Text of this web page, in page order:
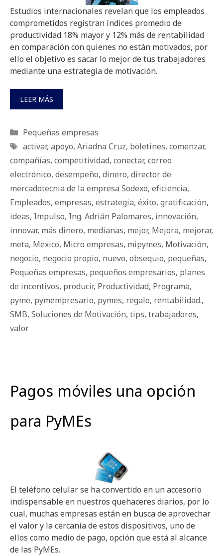
Estudios internacionales revelan que los empleados
comprometidos registran índices promedio de
productividad 18% mayor y 12% más de rentabilidad
en comparación con quienes no están motivados, por
ello el objetivo es sacar lo mejor de tus trabajadores
mediante una estrategia de motivación.
LEER MÁS
Categorías
Pequeñas empresas
Etiquetas
activar, apoyo, Ariadna Cruz, boletines, comenzar,
compañías, competitividad, conectar, correo
electrónico, desempeño, dinero, director de
mercadotecnia de la empresa Sodexo, eficiencia,
Empleados, empresas, estrategia, éxito, gratificación,
ideas, Impulso, Ing. Adrián Palomares, innovación,
innovar, más dinero, medianas, mejor, Mejora, mejorar,
meta, Mexico, Micro empresas, mipymes, Motivación,
negocio, negocio propio, nuevo, obsequio, pequeñas,
Pequeñas empresas, pequeños empresarios, planes
de incentivos, producir, Productividad, Programa,
pyme, pymempresario, pymes, regalo, rentabilidad.,
SMB, Soluciones de Motivación, tips, trabajadores,
valor
Pagos móviles una opción
para PyMEs
El teléfono celular se ha convertido en un accesorio
indispensable en nuestros quehaceres diarios, por lo
cual, muchas empresas están en busca de aprovechar
el valor y la cercanía de estos dispositivos, uno de
ellos como medio de pago, opción que está al alcance
de las PyMEs.